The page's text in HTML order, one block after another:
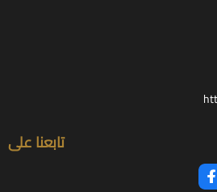
تابعنا على